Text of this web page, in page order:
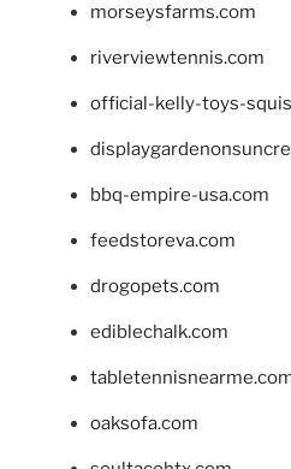
morseysfarms.com
riverviewtennis.com
official-kelly-toys-
bbq-empire-usa.com
feedstoreva.com
drogopets.com
ediblechalk.com
oaksofa.com